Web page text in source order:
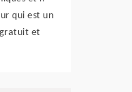
qui est un
gratuit et